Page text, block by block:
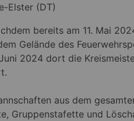
Elster (DT)
bereits am 11. Mai
Gelände des
2024 dort die
aus dem
Gruppenstafette und